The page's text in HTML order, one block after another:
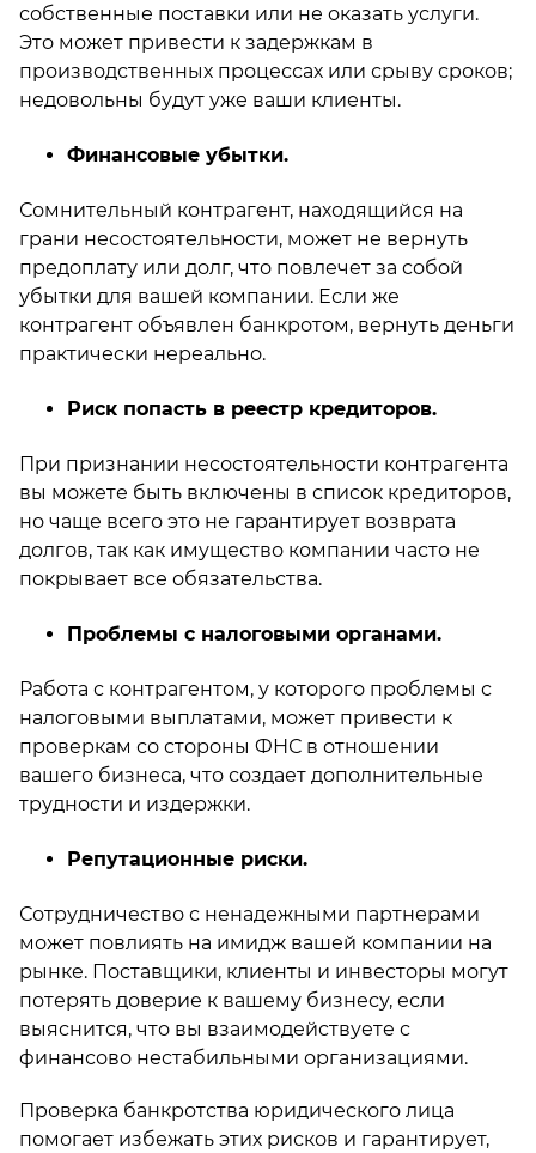
собственные поставки или не оказать услуги.
Это может привести к задержкам в
производственных процессах или срыву сроков;
недовольны будут уже ваши клиенты.
Финансовые убытки.
Сомнительный контрагент, находящийся на
грани несостоятельности, может не вернуть
предоплату или долг, что повлечет за собой
убытки для вашей компании. Если же
контрагент объявлен банкротом, вернуть деньги
практически нереально.
Риск попасть в реестр кредиторов.
При признании несостоятельности контрагента
вы можете быть включены в список кредиторов,
но чаще всего это не гарантирует возврата
долгов, так как имущество компании часто не
покрывает все обязательства.
Проблемы с налоговыми органами.
Работа с контрагентом, у которого проблемы с
налоговыми выплатами, может привести к
проверкам со стороны ФНС в отношении
вашего бизнеса, что создает дополнительные
трудности и издержки.
Репутационные риски.
Сотрудничество с ненадежными партнерами
может повлиять на имидж вашей компании на
рынке. Поставщики, клиенты и инвесторы могут
потерять доверие к вашему бизнесу, если
выяснится, что вы взаимодействуете с
финансово нестабильными организациями.
Проверка банкротства юридического лица
помогает избежать этих рисков и гарантирует,